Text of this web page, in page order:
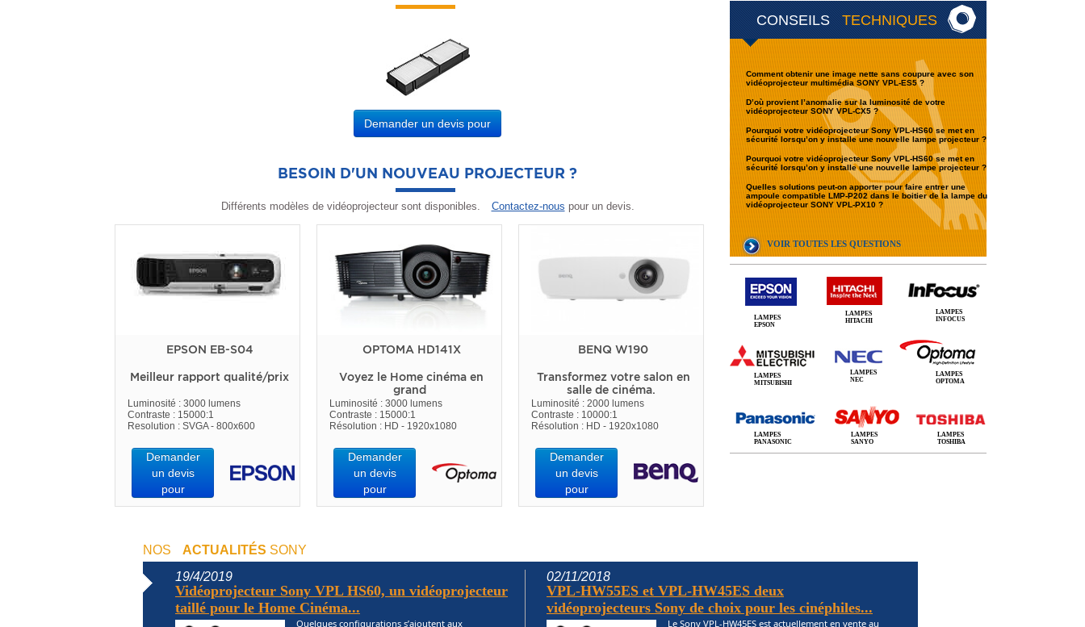
CONSEILS TECHNIQUES
Comment obtenir une image nette sans coupure avec son
vidéoprojecteur multimédia SONY VPL-ES5 ?
D’où provient l’anomalie sur la luminosité de votre
vidéoprojecteur SONY VPL-CX5 ?
Pourquoi votre vidéoprojecteur Sony VPL-HS60 se met en
sécurité lorsqu’on y installe une nouvelle lampe projecteur ?
Pourquoi votre vidéoprojecteur Sony VPL-HS60 se met en
sécurité lorsqu’on y installe une nouvelle lampe projecteur ?
Quelles solutions peut-on apporter pour faire entrer une
ampoule compatible LMP-P202 dans le boitier de la lampe du
vidéoprojecteur SONY VPL-PX10 ?
VOIR TOUTES LES QUESTIONS
LAMPES
EPSON
LAMPES
HITACHI
LAMPES
INFOCUS
LAMPES
MITSUBISHI
LAMPES
NEC
LAMPES
OPTOMA
LAMPES
PANASONIC
LAMPES
SANYO
LAMPES
TOSHIBA
Demander un devis pour
BESOIN D'UN NOUVEAU PROJECTEUR ?
Différents modèles de vidéoprojecteur sont disponibles. Contactez-nous pour un devis.
EPSON EB-S04
Meilleur rapport qualité/prix
Luminosité : 3000 lumens
Contraste : 15000:1
Resolution : SVGA - 800x600
Demander
un devis
pour
OPTOMA HD141X
Voyez le Home cinéma en
grand
Luminosité : 3000 lumens
Contraste : 15000:1
Résolution : HD - 1920x1080
Demander
un devis
pour
BENQ W190
Transformez votre salon en
salle de cinéma.
Luminosité : 2000 lumens
Contraste : 10000:1
Résolution : HD - 1920x1080
Demander
un devis
pour
NOS ACTUALITÉS SONY
19/4/2019
Vidéoprojecteur Sony VPL HS60, un vidéoprojecteur
taillé pour le Home Cinéma...
Quelques configurations s’ajoutent aux
02/11/2018
VPL-HW55ES et VPL-HW45ES deux
vidéoprojecteurs Sony de choix pour les cinéphiles...
Le Sony VPL-HW45ES est actuellement en vente au